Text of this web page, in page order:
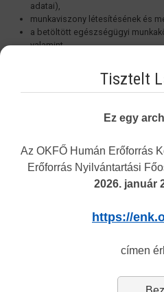
adatai),
munkaviszony létesítésének és
a betöltött egészségügyi
valamint
betegállományra vonatkozó
vett három éves folyamatos és
rendelkezzen
Az eljárás megindításához az
postai úton vagy
hiánytalanul kitöltött és saját
lakcímet igazoló dokumentum
egészségügyi végzettséget
Tisztelt
Ez egy
Az OKFŐ Humán Erőforrás
Erőforrás Nyilvántartási
2026. január
https://
címen